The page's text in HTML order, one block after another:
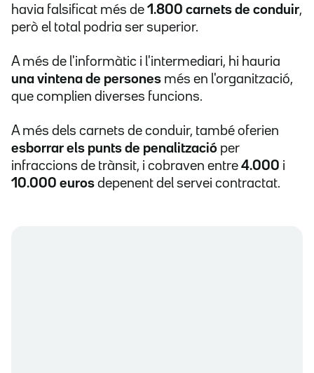
havia falsificat més de 1.800 carnets de conduir,
però el total podria ser superior.
A més de l'informàtic i l'intermediari, hi hauria
una vintena de persones més en l'organització,
que complien diverses funcions.
A més dels carnets de conduir, també oferien
esborrar els punts de penalització per
infraccions de trànsit, i cobraven entre 4.000 i
10.000 euros depenent del servei contractat.